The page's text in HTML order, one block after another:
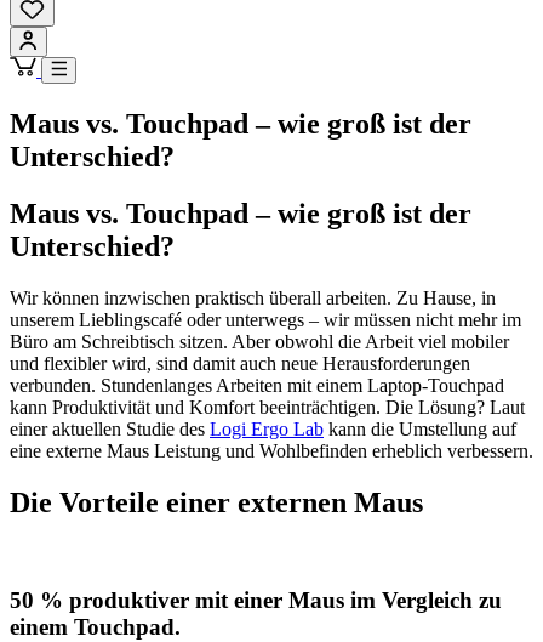
Maus vs. Touchpad – wie groß ist der
Unterschied?
Maus vs. Touchpad – wie groß ist der
Unterschied?
Wir können inzwischen praktisch überall arbeiten. Zu Hause, in
unserem Lieblingscafé oder unterwegs – wir müssen nicht mehr im
Büro am Schreibtisch sitzen. Aber obwohl die Arbeit viel mobiler
und flexibler wird, sind damit auch neue Herausforderungen
verbunden. Stundenlanges Arbeiten mit einem Laptop-Touchpad
kann Produktivität und Komfort beeinträchtigen. Die Lösung? Laut
einer aktuellen Studie des Logi Ergo Lab kann die Umstellung auf
eine externe Maus Leistung und Wohlbefinden erheblich verbessern.
Die Vorteile einer externen Maus
50 % produktiver mit einer Maus im Vergleich zu
einem Touchpad.